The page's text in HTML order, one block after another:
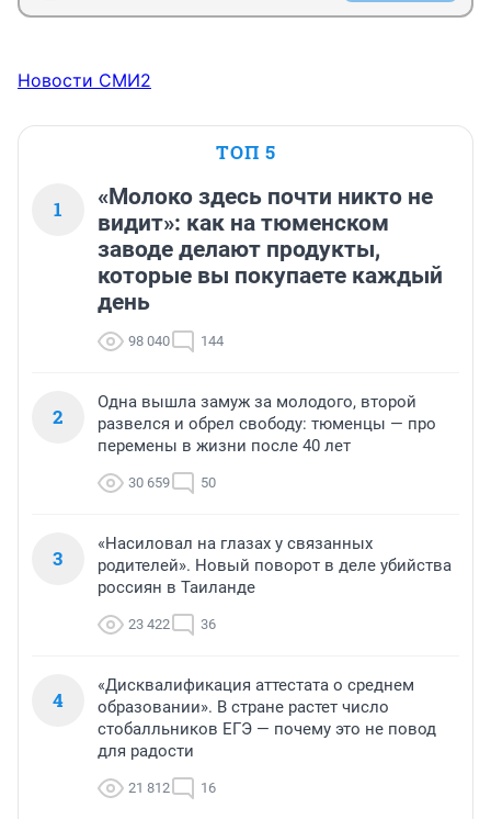
Новости СМИ2
ТОП 5
1
«Молоко здесь почти никто не
видит»: как на тюменском
заводе делают продукты,
которые вы покупаете каждый
день
98 040 144
2
Одна вышла замуж за молодого, второй
развелся и обрел свободу: тюменцы — про
перемены в жизни после 40 лет
30 659 50
3
«Насиловал на глазах у связанных
родителей». Новый поворот в деле убийства
россиян в Таиланде
23 422 36
4
«Дисквалификация аттестата о среднем
образовании». В стране растет число
стобалльников ЕГЭ — почему это не повод
для радости
21 812 16